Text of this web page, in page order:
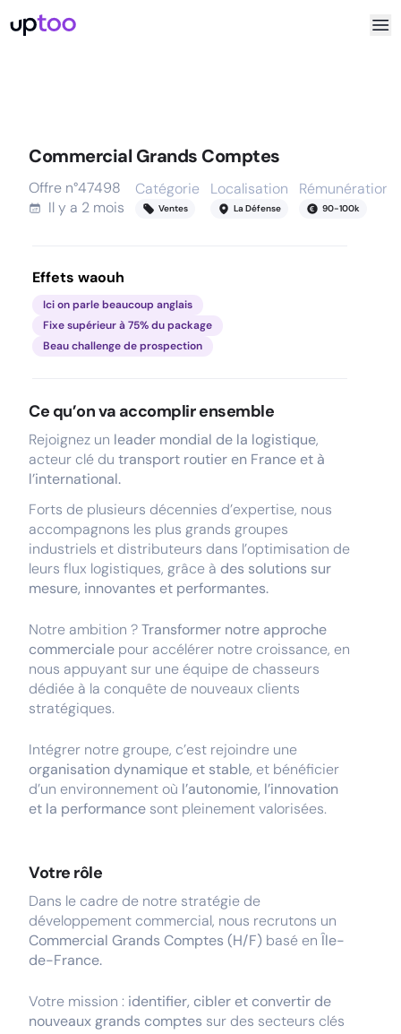
Commercial Grands Comptes
Offre n°47498
Il y a 2 mois
Catégorie
Ventes
Localisation
La Défense
Rémunération
90-100k
Effets waouh
Ici on parle beaucoup anglais
Fixe supérieur à 75% du package
Beau challenge de prospection
Ce qu’on va accomplir ensemble
Rejoignez un leader mondial de la logistique,
acteur clé du transport routier en France et à
l’international.
Forts de plusieurs décennies d’expertise, nous
accompagnons les plus grands groupes
industriels et distributeurs dans l’optimisation de
leurs flux logistiques, grâce à des solutions sur
mesure, innovantes et performantes.
Notre ambition ?Transformer notre approche
commerciale pour accélérer notre croissance, en
nous appuyant sur une équipe de chasseurs
dédiée à la conquête de nouveaux clients
stratégiques.
Intégrer notre groupe, c’est rejoindre une
organisation dynamique et stable, et bénéficier
d’un environnement où l’autonomie, l’innovation
et la performance sont pleinement valorisées.
Votre rôle
Dans le cadre de notre stratégie de
développement commercial, nous recrutons un
Commercial Grands Comptes (H/F) basé enÎle-
de-France.
Votre mission : identifier, cibler et convertir de
nouveaux grands comptes sur des secteurs clés